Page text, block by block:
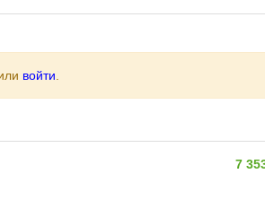
войти
7